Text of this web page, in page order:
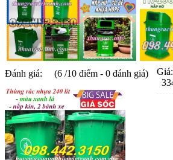
Đánh giá: (6 /10 điểm - 0 đánh giá) Giá: